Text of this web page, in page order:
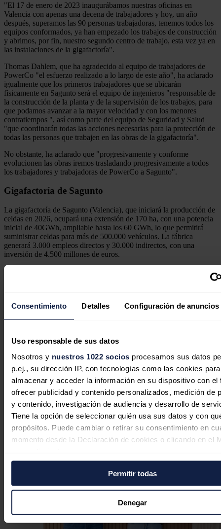
Consentimiento Detalles Configuración de anuncios
Uso responsable de sus datos
Nosotros y nuestros 1022 socios procesamos sus datos
p.ej., su dirección IP, con tecnologías como las cookies para
almacenar y acceder la información en su dispositivo con el
ofrecer publicidad y contenido personalizados, medición de
y contenido, investigación de audiencia y desarrollo de
Tiene la opción de seleccionar quién usa sus datos y con
propósitos. Puede cambiar o retirar su consentimiento en
momento desde la Declaración de cookies o clicando en el
Si lo permite, también quisiéramos:
Recopilar información sobre su ubicación geográfica
puede tener una precisión de varios metros
Identificar su dispositivo analizándolo activamente
características específicas (huellas digitales)
Permitir todas
Denegar
"El 17 de enero de 2023 inaugurábamos nuestras oficinas en
Valencia con apenas una decena de trabajadores y hoy, un año
después, superamos las 90 personas trabajadoras, tenemos todos los
equipos conformados, ya han empezado los trabajos de construcción
y abrimos, por fin, nuestro segundo centro de trabajo, esta vez ya en
las instalaciones de la gigafactoría".
Thomas Dahlem, que ha agradecido al equipo de trabajadores de
PowerCo "el esfuerzo realizado a lo largo de este año", ha aclarado
igualmente que los primeros trabajadores que se ubicarán
físicamente en Sagunto será el equipo de ingenieros "responsable de
la construcción de la planta y de la supervisión de los trabajos, para
que podamos avanzar a la mayor velocidad y con los menores
contratiempos ", así como parte del equipo de Seguridad y Salud
"que coordinarán todas las acciones necesarias para la protección de
todas las personas que trabajen en las obras de la gigafactoría".
No obstante, ha aclarado que "progresivamente y conforme
evolucionen las obras iremos trasladando progresivamente a todos
los trabajadores y trabajadoras de PowerCo a Sagunto".
Gigafactoría de Sagunto
La gigafactoría de Sagunto (Valencia), que iniciará la producción de
celdas en 2026, ocupará una extensión de 170 ha, con una potencia
inicial de 40GWh, ampliable hasta los 60 GWh, lo que permitirá
suministrar celdas para más de 500.000 vehículos. La fábrica
generará 3.000 empleos directos y 30.000 indirectos, con una
inversión de 4.500 millones de euros.
En sus inmediaciones se ubicará un parque de proveedores con una
La inversión energética en España
cambia de rumbo: las baterías y las
redes sustituyen al boom renovable
Sandra Acosta07/08/2026